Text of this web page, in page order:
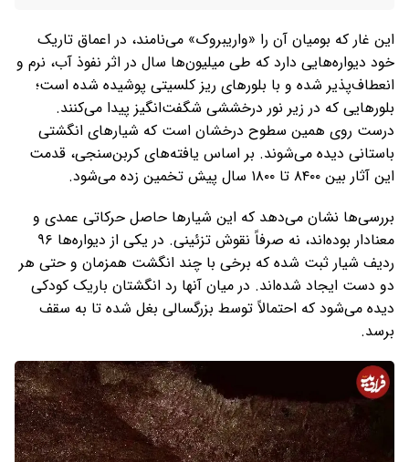
این غار که بومیان آن را «واریبروک» می‌نامند، در اعماق تاریک
خود دیواره‌هایی دارد که طی میلیون‌ها سال در اثر نفوذ آب، نرم و
انعطاف‌پذیر شده و با بلورهای ریز کلسیتی پوشیده شده است؛
بلورهایی که در زیر نور درخششی شگفت‌انگیز پیدا می‌کنند.
درست روی همین سطوح درخشان است که شیارهای انگشتی
باستانی دیده می‌شوند. بر اساس یافته‌های کربن‌سنجی، قدمت
این آثار بین ۸۴۰۰ تا ۱۸۰۰ سال پیش تخمین زده می‌شود.
بررسی‌ها نشان می‌دهد که این شیارها حاصل حرکاتی عمدی و
معنادار بوده‌اند، نه صرفاً نقوش تزئینی. در یکی از دیواره‌ها ۹۶
ردیف شیار ثبت شده که برخی با چند انگشت همزمان و حتی هر
دو دست ایجاد شده‌اند. در میان آنها رد انگشتان باریک کودکی
دیده می‌شود که احتمالاً توسط بزرگسالی بغل شده تا به سقف
برسد.